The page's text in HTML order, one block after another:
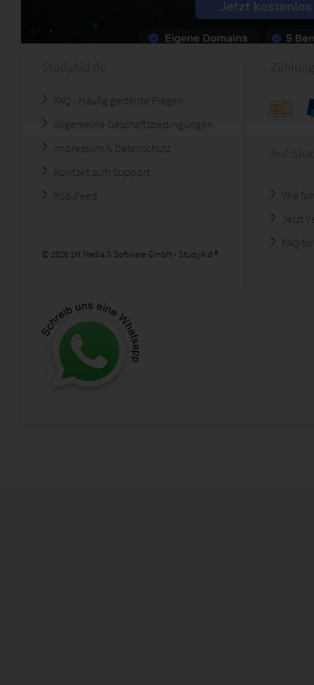
FAQ - Häufig gestellte Fragen
Allgemeine Geschäftsbedingungen
Impressum & Datenschutz
Kontakt zum Support
RSS-Feed
© 2026 1M Media & Software GmbH - StudyAid ®
Wie
Jetzt
FAQ